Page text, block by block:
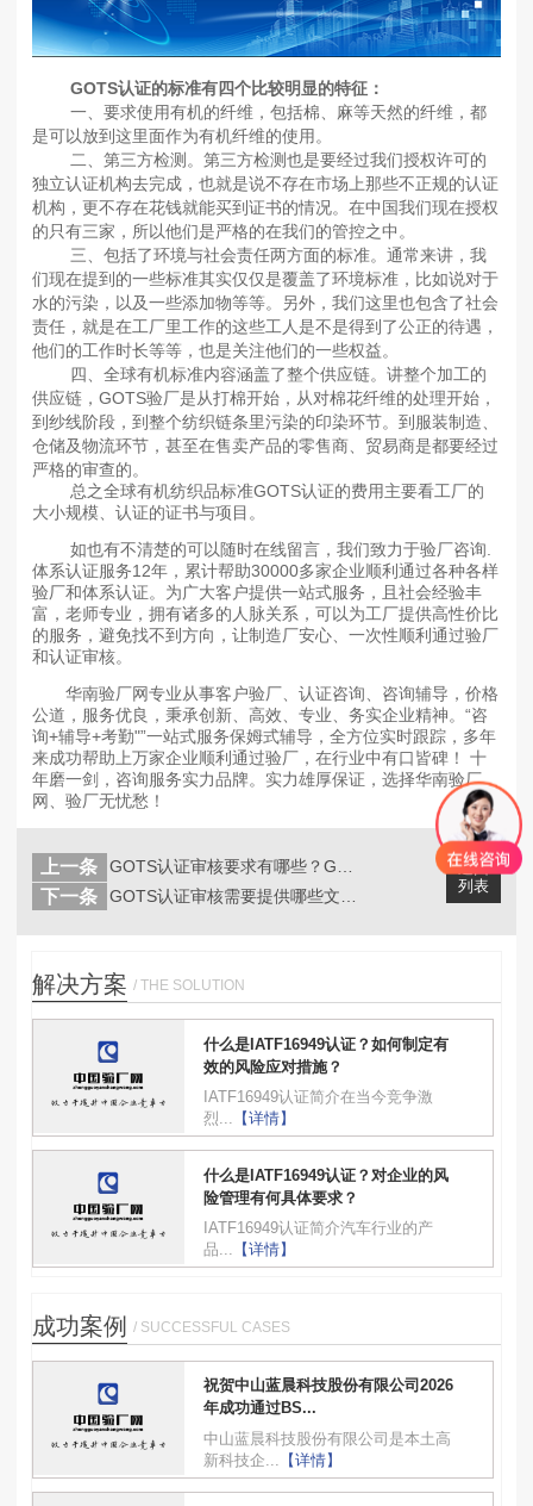
GOTS认证的标准有四个比较明显的特征：
一、要求使用有机的纤维，包括棉、麻等天然的纤维，都
是可以放到这里面作为有机纤维的使用。
二、第三方检测。第三方检测也是要经过我们授权许可的
独立认证机构去完成，也就是说不存在市场上那些不正规的认证
机构，更不存在花钱就能买到证书的情况。在中国我们现在授权
的只有三家，所以他们是严格的在我们的管控之中。
三、包括了环境与社会责任两方面的标准。通常来讲，我
们现在提到的一些标准其实仅仅是覆盖了环境标准，比如说对于
水的污染，以及一些添加物等等。另外，我们这里也包含了社会
责任，就是在工厂里工作的这些工人是不是得到了公正的待遇，
他们的工作时长等等，也是关注他们的一些权益。
四、全球有机标准内容涵盖了整个供应链。讲整个加工的
供应链，GOTS验厂是从打棉开始，从对棉花纤维的处理开始，
到纱线阶段，到整个纺织链条里污染的印染环节。到服装制造、
仓储及物流环节，甚至在售卖产品的零售商、贸易商是都要经过
严格的审查的。
总之全球有机纺织品标准GOTS认证的费用主要看工厂的
大小规模、认证的证书与项目。
如也有不清楚的可以随时在线留言，我们致力于验厂咨询.
体系认证服务12年，累计帮助30000多家企业顺利通过各种各样
验厂和体系认证。为广大客户提供一站式服务，且社会经验丰
富，老师专业，拥有诸多的人脉关系，可以为工厂提供高性价比
的服务，避免找不到方向，让制造厂安心、一次性顺利通过验厂
和认证审核。
华南验厂网专业从事客户验厂、认证咨询、咨询辅导，价格
公道，服务优良，秉承创新、高效、专业、务实企业精神。“咨
询+辅导+考勤"”一站式服务保姆式辅导，全方位实时跟踪，多年
来成功帮助上万家企业顺利通过验厂，在行业中有口皆碑！ 十
年磨一剑，咨询服务实力品牌。实力雄厚保证，选择华南验厂
网、验厂无忧愁！
返回
列表
上一条
下一条
解决方案 / THE SOLUTION
什么是IATF16949认证？如何制定有
效的风险应对措施？
IATF16949认证简介在当今竞争激
烈...
【详情】
什么是IATF16949认证？对企业的风
险管理有何具体要求？
IATF16949认证简介汽车行业的产
品...
【详情】
成功案例 / SUCCESSFUL CASES
祝贺中山蓝晨科技股份有限公司2026
年成功通过BS...
中山蓝晨科技股份有限公司是本土高
新科技企...
【详情】